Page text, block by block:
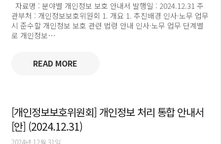
자료명 : 분야별 개인정보 보호 안내서 발행일 : 2024.12.31 주
관부처 : 개인정보보호위원회 1. 개요 1. 추진배경 인사·노무 업무
시 준수할 개인정보 보호 관련 법령 안내 인사·노무 업무 단계별
로 개인정보…
READ MORE
[개인정보보호위원회] 개인정보 처리 통합 안내서
[안] (2024.12.31)